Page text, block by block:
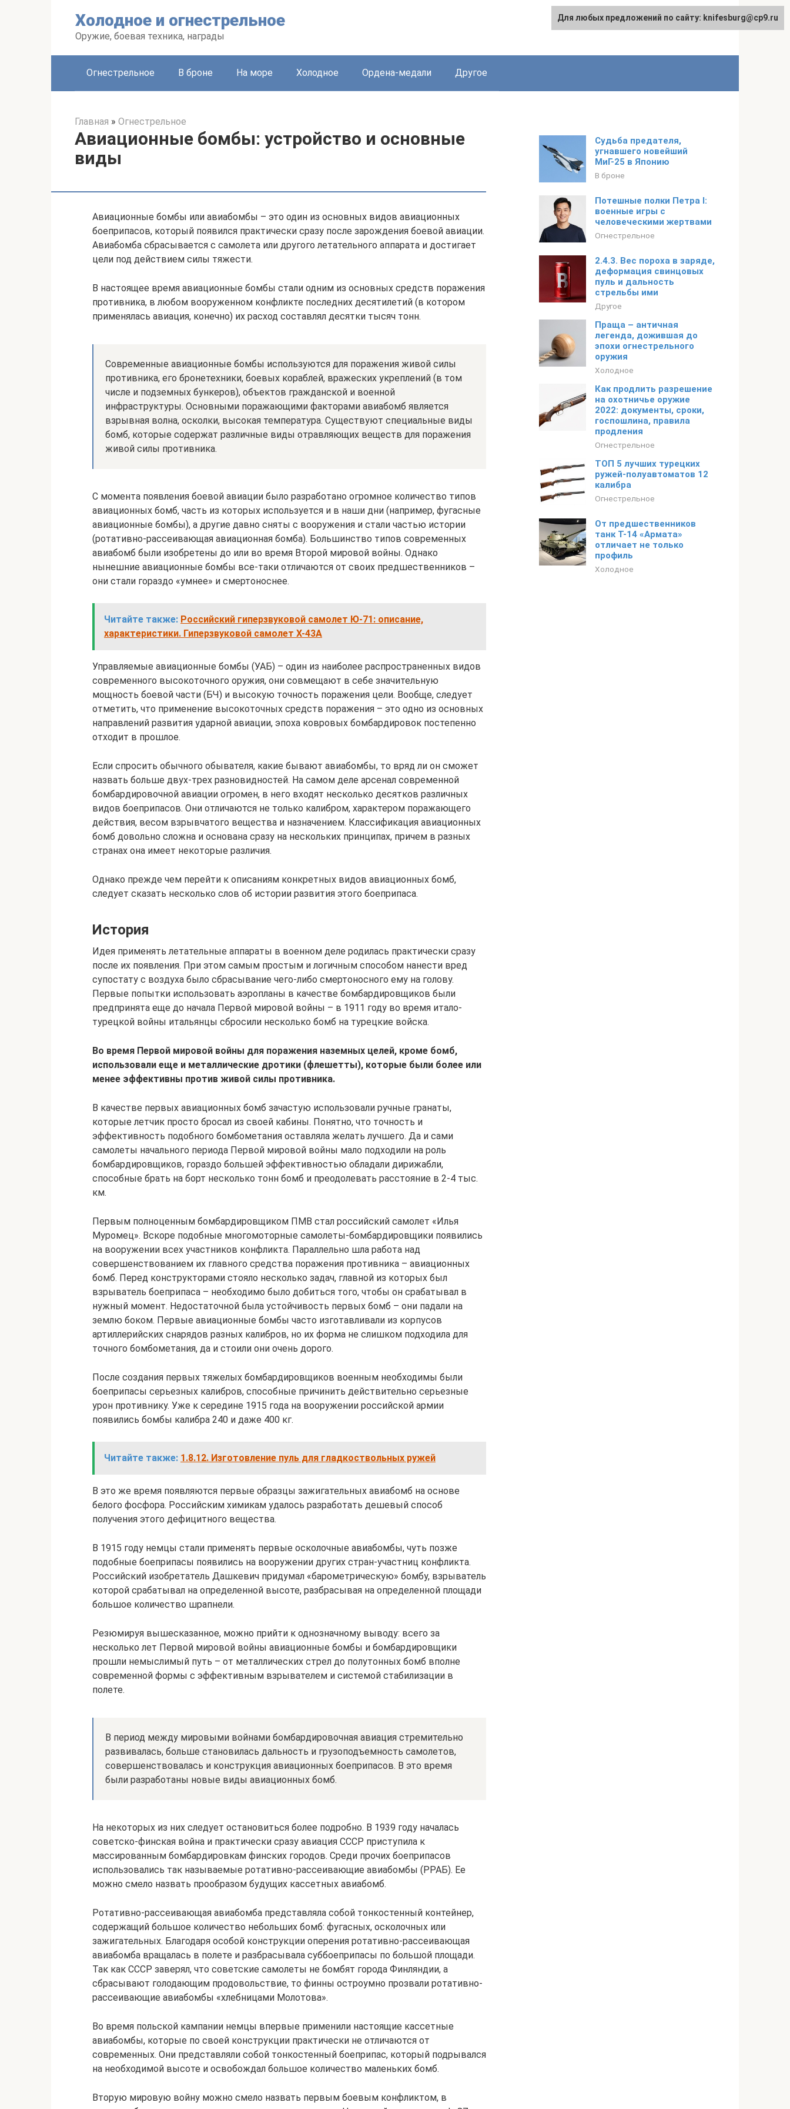
Холодное и огнестрельное
Оружие, боевая техника, награды
Огнестрельное В броне На море Холодное Ордена-медали Другое
Главная » Огнестрельное
Авиационные бомбы: устройство и основные
виды
Авиационные бомбы или авиабомбы – это один из основных видов авиационных
боеприпасов, который появился практически сразу после зарождения боевой авиации.
Авиабомба сбрасывается с самолета или другого летательного аппарата и достигает
цели под действием силы тяжести.
В настоящее время авиационные бомбы стали одним из основных средств поражения
противника, в любом вооруженном конфликте последних десятилетий (в котором
применялась авиация, конечно) их расход составлял десятки тысяч тонн.
Современные авиационные бомбы используются для поражения живой силы
противника, его бронетехники, боевых кораблей, вражеских укреплений (в том
числе и подземных бункеров), объектов гражданской и военной
инфраструктуры. Основными поражающими факторами авиабомб является
взрывная волна, осколки, высокая температура. Существуют специальные виды
бомб, которые содержат различные виды отравляющих веществ для поражения
живой силы противника.
С момента появления боевой авиации было разработано огромное количество типов
авиационных бомб, часть из которых используется и в наши дни (например, фугасные
авиационные бомбы), а другие давно сняты с вооружения и стали частью истории
(ротативно-рассеивающая авиационная бомба). Большинство типов современных
авиабомб были изобретены до или во время Второй мировой войны. Однако
нынешние авиационные бомбы все-таки отличаются от своих предшественников –
они стали гораздо «умнее» и смертоноснее.
Читайте также: Российский гиперзвуковой самолет Ю-71: описание,
характеристики. Гиперзвуковой самолет X-43A
Управляемые авиационные бомбы (УАБ) – один из наиболее распространенных видов
современного высокоточного оружия, они совмещают в себе значительную
мощность боевой части (БЧ) и высокую точность поражения цели. Вообще, следует
отметить, что применение высокоточных средств поражения – это одно из основных
направлений развития ударной авиации, эпоха ковровых бомбардировок постепенно
отходит в прошлое.
Если спросить обычного обывателя, какие бывают авиабомбы, то вряд ли он сможет
назвать больше двух-трех разновидностей. На самом деле арсенал современной
бомбардировочной авиации огромен, в него входят несколько десятков различных
видов боеприпасов. Они отличаются не только калибром, характером поражающего
действия, весом взрывчатого вещества и назначением. Классификация авиационных
бомб довольно сложна и основана сразу на нескольких принципах, причем в разных
странах она имеет некоторые различия.
Однако прежде чем перейти к описаниям конкретных видов авиационных бомб,
следует сказать несколько слов об истории развития этого боеприпаса.
История
Идея применять летательные аппараты в военном деле родилась практически сразу
после их появления. При этом самым простым и логичным способом нанести вред
супостату с воздуха было сбрасывание чего-либо смертоносного ему на голову.
Первые попытки использовать аэропланы в качестве бомбардировщиков были
предпринята еще до начала Первой мировой войны – в 1911 году во время итало-
турецкой войны итальянцы сбросили несколько бомб на турецкие войска.
Во время Первой мировой войны для поражения наземных целей, кроме бомб,
использовали еще и металлические дротики (флешетты), которые были более или
менее эффективны против живой силы противника.
В качестве первых авиационных бомб зачастую использовали ручные гранаты,
которые летчик просто бросал из своей кабины. Понятно, что точность и
эффективность подобного бомбометания оставляла желать лучшего. Да и сами
самолеты начального периода Первой мировой войны мало подходили на роль
бомбардировщиков, гораздо большей эффективностью обладали дирижабли,
способные брать на борт несколько тонн бомб и преодолевать расстояние в 2-4 тыс.
км.
Первым полноценным бомбардировщиком ПМВ стал российский самолет «Илья
Муромец». Вскоре подобные многомоторные самолеты-бомбардировщики появились
на вооружении всех участников конфликта. Параллельно шла работа над
совершенствованием их главного средства поражения противника – авиационных
бомб. Перед конструкторами стояло несколько задач, главной из которых был
взрыватель боеприпаса – необходимо было добиться того, чтобы он срабатывал в
нужный момент. Недостаточной была устойчивость первых бомб – они падали на
землю боком. Первые авиационные бомбы часто изготавливали из корпусов
артиллерийских снарядов разных калибров, но их форма не слишком подходила для
точного бомбометания, да и стоили они очень дорого.
После создания первых тяжелых бомбардировщиков военным необходимы были
боеприпасы серьезных калибров, способные причинить действительно серьезные
урон противнику. Уже к середине 1915 года на вооружении российской армии
появились бомбы калибра 240 и даже 400 кг.
Читайте также: 1.8.12. Изготовление пуль для гладкоствольных ружей
В это же время появляются первые образцы зажигательных авиабомб на основе
белого фосфора. Российским химикам удалось разработать дешевый способ
получения этого дефицитного вещества.
В 1915 году немцы стали применять первые осколочные авиабомбы, чуть позже
подобные боеприпасы появились на вооружении других стран-участниц конфликта.
Российский изобретатель Дашкевич придумал «барометрическую» бомбу, взрыватель
которой срабатывал на определенной высоте, разбрасывая на определенной площади
большое количество шрапнели.
Резюмируя вышесказанное, можно прийти к однозначному выводу: всего за
несколько лет Первой мировой войны авиационные бомбы и бомбардировщики
прошли немыслимый путь – от металлических стрел до полутонных бомб вполне
современной формы с эффективным взрывателем и системой стабилизации в
полете.
В период между мировыми войнами бомбардировочная авиация стремительно
развивалась, больше становилась дальность и грузоподъемность самолетов,
совершенствовалась и конструкция авиационных боеприпасов. В это время
были разработаны новые виды авиационных бомб.
На некоторых из них следует остановиться более подробно. В 1939 году началась
советско-финская война и практически сразу авиация СССР приступила к
массированным бомбардировкам финских городов. Среди прочих боеприпасов
использовались так называемые ротативно-рассеивающие авиабомбы (РРАБ). Ее
можно смело назвать прообразом будущих кассетных авиабомб.
Ротативно-рассеивающая авиабомба представляла собой тонкостенный контейнер,
содержащий большое количество небольших бомб: фугасных, осколочных или
зажигательных. Благодаря особой конструкции оперения ротативно-рассеивающая
авиабомба вращалась в полете и разбрасывала суббоеприпасы по большой площади.
Так как СССР заверял, что советские самолеты не бомбят города Финляндии, а
сбрасывают голодающим продовольствие, то финны остроумно прозвали ротативно-
рассеивающие авиабомбы «хлебницами Молотова».
Во время польской кампании немцы впервые применили настоящие кассетные
авиабомбы, которые по своей конструкции практически не отличаются от
современных. Они представляли собой тонкостенный боеприпас, который подрывался
на необходимой высоте и освобождал большое количество маленьких бомб.
Вторую мировую войну можно смело назвать первым боевым конфликтом, в
Судьба предателя,
угнавшего новейший
МиГ-25 в Японию
В броне
Потешные полки Петра I:
военные игры с
человеческими жертвами
Огнестрельное
2.4.3. Вес пороха в заряде,
деформация свинцовых
пуль и дальность
стрельбы ими
Другое
Праща – античная
легенда, дожившая до
эпохи огнестрельного
оружия
Холодное
Как продлить разрешение
на охотничье оружие
2022: документы, сроки,
госпошлина, правила
продления
Огнестрельное
ТОП 5 лучших турецких
ружей-полуавтоматов 12
калибра
Огнестрельное
От предшественников
танк Т-14 «Армата»
отличает не только
профиль
Холодное
Для любых предложений по сайту: knifesburg@cp9.ru